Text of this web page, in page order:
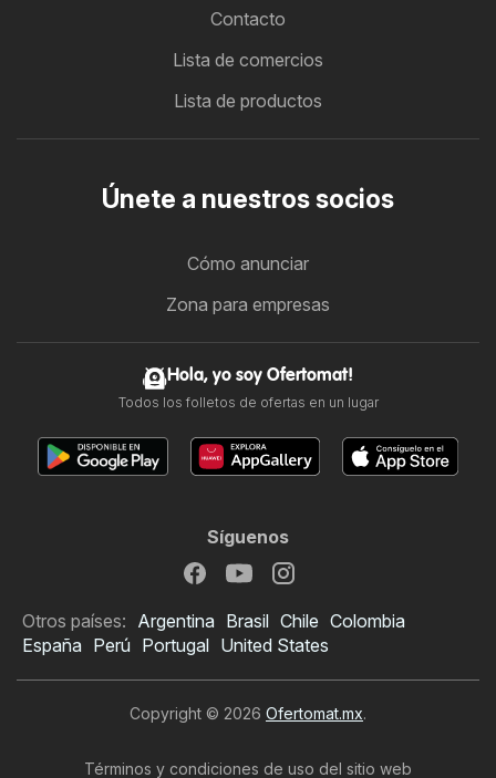
Contacto
Lista de comercios
Lista de productos
Únete a nuestros socios
Cómo anunciar
Zona para empresas
Hola, yo soy Ofertomat!
Todos los folletos de ofertas en un lugar
Síguenos
Otros países: Argentina Brasil Chile Colombia
España Perú Portugal United States
Copyright © 2026 Ofertomat.mx.
Términos y condiciones de uso del sitio web